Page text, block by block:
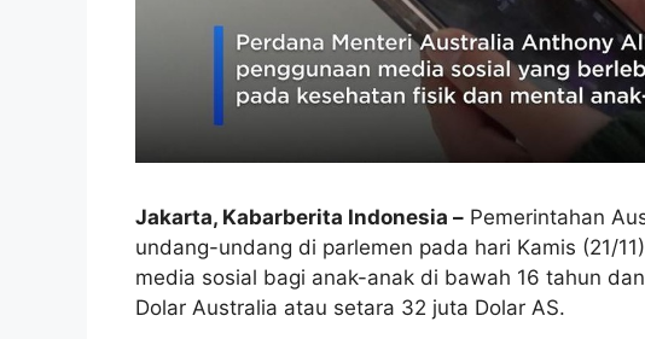
Jakarta, Kabarberita Indonesia – Pemerintahan
undang-undang di parlemen pada hari Kamis (21/
media sosial bagi anak-anak di bawah 16 tahun
Dolar Australia atau setara 32 juta Dolar AS.